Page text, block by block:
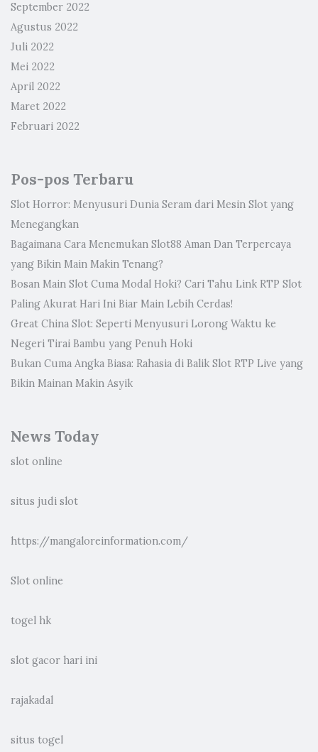
September 2022
Agustus 2022
Juli 2022
Mei 2022
April 2022
Maret 2022
Februari 2022
Pos-pos Terbaru
Slot Horror: Menyusuri Dunia Seram dari Mesin Slot yang
Menegangkan
Bagaimana Cara Menemukan Slot88 Aman Dan Terpercaya
yang Bikin Main Makin Tenang?
Bosan Main Slot Cuma Modal Hoki? Cari Tahu Link RTP Slot
Paling Akurat Hari Ini Biar Main Lebih Cerdas!
Great China Slot: Seperti Menyusuri Lorong Waktu ke
Negeri Tirai Bambu yang Penuh Hoki
Bukan Cuma Angka Biasa: Rahasia di Balik Slot RTP Live yang
Bikin Mainan Makin Asyik
News Today
slot online
situs judi slot
https://mangaloreinformation.com/
Slot online
togel hk
slot gacor hari ini
rajakadal
situs togel